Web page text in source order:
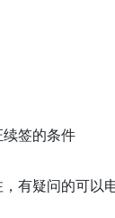
签的条件
有疑问的可